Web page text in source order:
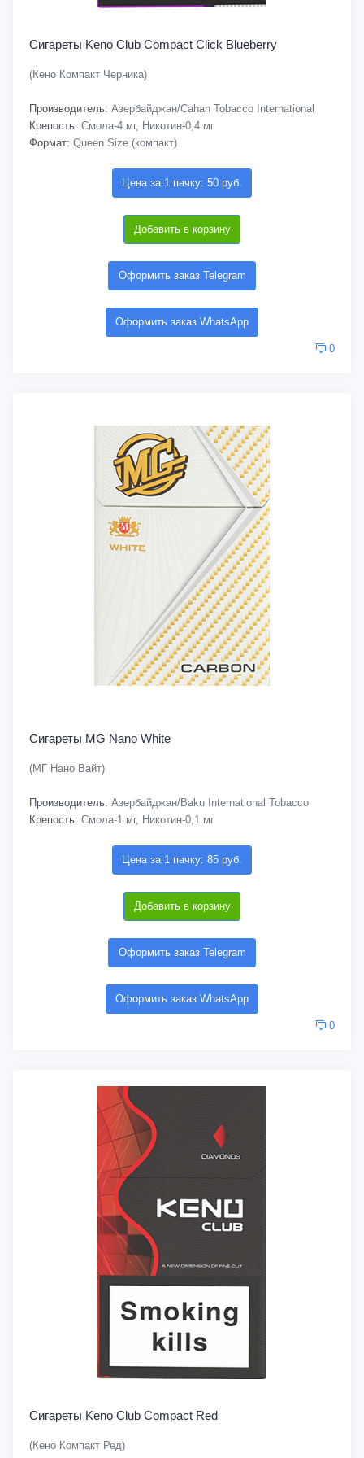
Сигареты Keno Club Compact Click Blueberry
(Кено Компакт Черника)
Производитель: Азербайджан/Cahan Tobacco International
Крепость: Смола-4 мг, Никотин-0,4 мг
Формат: Queen Size (компакт)
Цена за 1 пачку: 50 руб.
Добавить в корзину
Оформить заказ Telegram
Оформить заказ WhatsApp
0
Сигареты MG Nano White
(МГ Нано Вайт)
Производитель: Азербайджан/Baku International Tobacco
Крепость: Смола-1 мг, Никотин-0,1 мг
Цена за 1 пачку: 85 руб.
Добавить в корзину
Оформить заказ Telegram
Оформить заказ WhatsApp
0
Сигареты Keno Club Compact Red
(Кено Компакт Ред)